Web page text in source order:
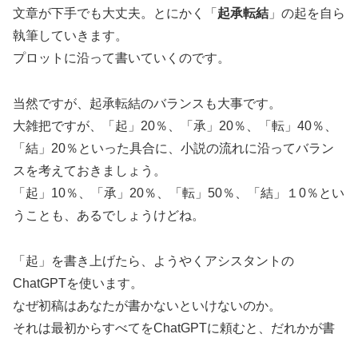
文章が下手でも大丈夫。とにかく「 起承転結 」の起を自ら
執筆していきます。
プロットに沿って書いていくのです。
当然ですが、起承転結のバランスも大事です。
大雑把ですが、「起」20％、「承」20％、「転」40％、
「結」20％といった具合に、小説の流れに沿ってバラン
スを考えておきましょう。
「起」10％、「承」20％、「転」50％、「結」１0％とい
うことも、あるでしょうけどね。
「起」を書き上げたら、ようやくアシスタントの
ChatGPTを使います。
なぜ初稿はあなたが書かないといけないのか。
それは最初からすべてをChatGPTに頼むと、だれかが書